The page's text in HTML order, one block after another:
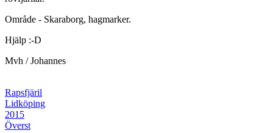
Område - Skaraborg, hagmarker.
Hjälp :-D
Mvh / Johannes
Rapsfjäril
Lidköping
2015
Överst